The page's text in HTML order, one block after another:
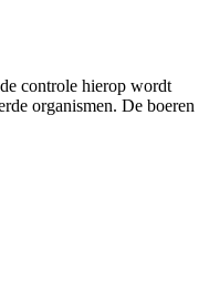
controle hierop wordt
organismen. De boeren